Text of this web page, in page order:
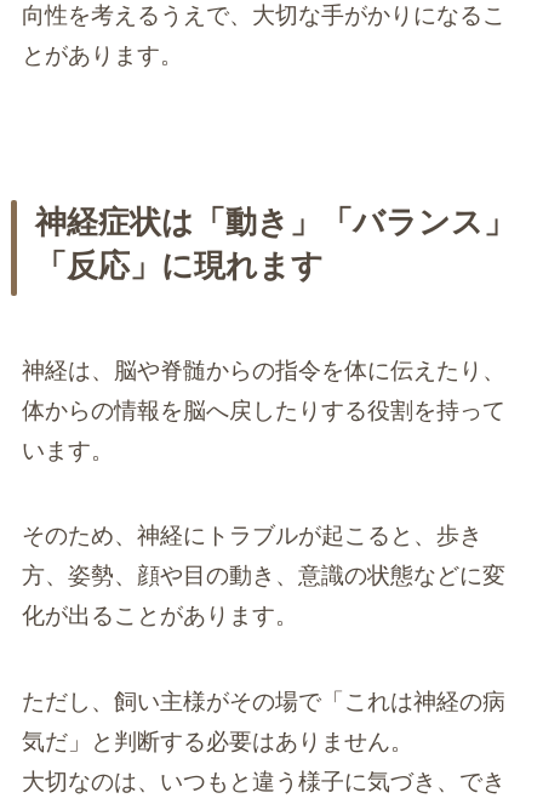
向性を考えるうえで、大切な手がかりになるこ
とがあります。
神経症状は「動き」「バランス」
「反応」に現れます
神経は、脳や脊髄からの指令を体に伝えたり、
体からの情報を脳へ戻したりする役割を持って
います。
そのため、神経にトラブルが起こると、歩き
方、姿勢、顔や目の動き、意識の状態などに変
化が出ることがあります。
ただし、飼い主様がその場で「これは神経の病
気だ」と判断する必要はありません。
大切なのは、いつもと違う様子に気づき、でき